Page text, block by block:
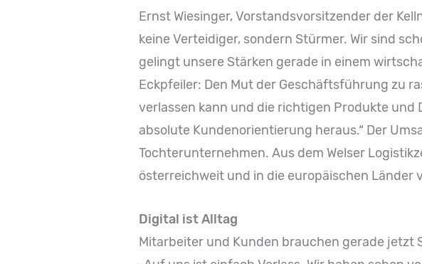
Ernst Wiesinger, Vorstandsvorsitzender der
keine Verteidiger, sondern Stürmer. Wir sind
gelingt unsere Stärken gerade in einem
Eckpfeiler: Den Mut der Geschäftsführung zu
verlassen kann und die richtigen Produkte und
absolute Kundenorientierung heraus.“ Der
Tochterunternehmen. Aus dem Welser
österreichweit und in die europäischen Länder
Digital ist Alltag
Mitarbeiter und Kunden brauchen gerade jetzt